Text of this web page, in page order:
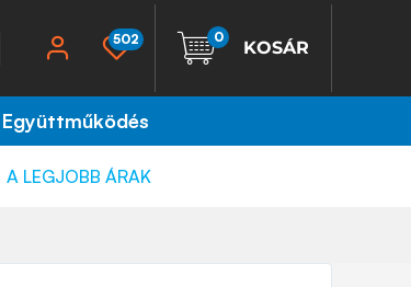
502 0
KOSÁR
Együttműködés
A LEGJOBB ÁRAK